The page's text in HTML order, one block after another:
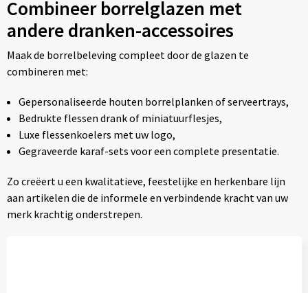
Combineer borrelglazen met
andere dranken-accessoires
Maak de borrelbeleving compleet door de glazen te
combineren met:
Gepersonaliseerde houten borrelplanken of serveertrays,
Bedrukte flessen drank of miniatuurflesjes,
Luxe flessenkoelers met uw logo,
Gegraveerde karaf-sets voor een complete presentatie.
Zo creëert u een kwalitatieve, feestelijke en herkenbare lijn
aan artikelen die de informele en verbindende kracht van uw
merk krachtig onderstrepen.